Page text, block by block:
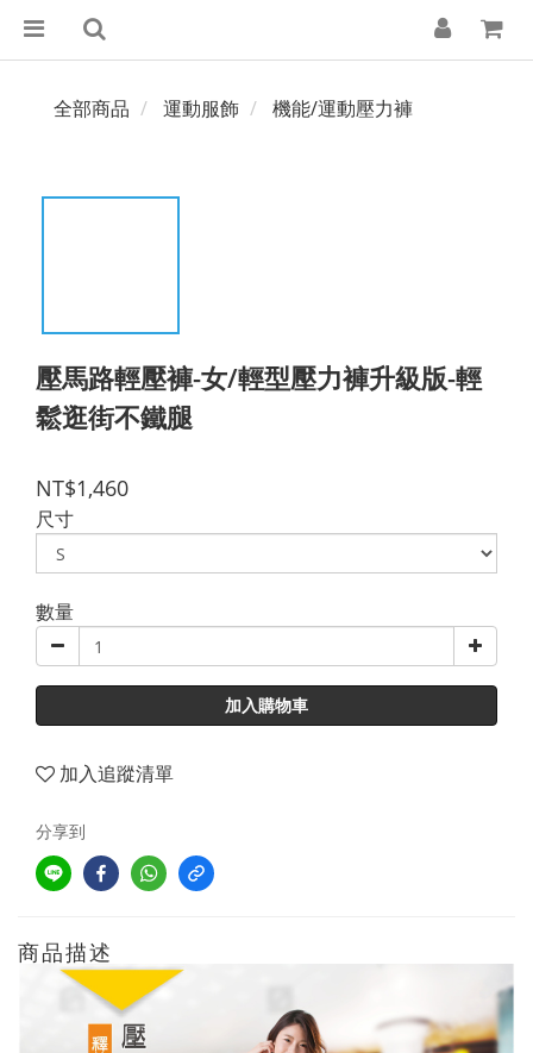
全部商品 運動服飾 機能/運動壓力褲
壓馬路輕壓褲-女/輕型壓力褲升級版-輕
鬆逛街不鐵腿
NT$1,460
尺寸
數量
加入購物車
加入追蹤清單
分享到
商品描述